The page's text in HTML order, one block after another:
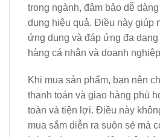
trong ngành, đảm bảo dễ
dụng hiệu quả. Điều này giúp
ứng dụng và đáp ứng đa
hàng cá nhân và doanh
Khi mua sản phẩm, bạn nên
thanh toán và giao hàng phù
toàn và tiện lợi. Điều này
mua sắm diễn ra suôn sẻ mà